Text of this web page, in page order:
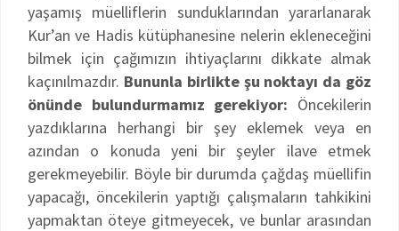
yaşamış müelliflerin sunduklarından yararlanarak
Kur’an ve Hadis kütüphanesine nelerin ekleneceğini
bilmek için çağımızın ihtiyaçlarını dikkate almak
kaçınılmazdır. Bununla birlikte şu noktayı da göz
önünde bulundurmamız gerekiyor: Öncekilerin
yazdıklarına herhangi bir şey eklemek veya en
azından o konuda yeni bir şeyler ilave etmek
gerekmeyebilir. Böyle bir durumda çağdaş müellifin
yapacağı, öncekilerin yaptığı çalışmaların tahkikini
yapmaktan öteye gitmeyecek, ve bunlar arasından